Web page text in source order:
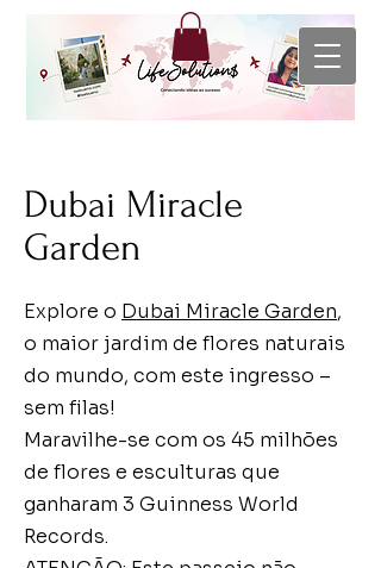
Dubai Miracle
Garden
Explore o Dubai Miracle Garden,
o maior jardim de flores naturais
do mundo, com este ingresso –
sem filas!
Maravilhe-se com os 45 milhões
de flores e esculturas que
ganharam 3 Guinness World
Records.